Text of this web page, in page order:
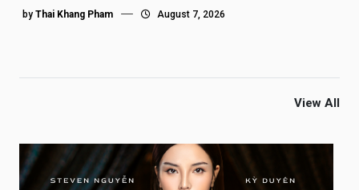
by Thai Khang Pham August 7, 2026
View All